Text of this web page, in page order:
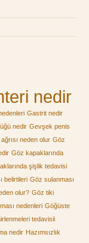
nedir
Gastrit nedir
nedir Gevşek penis
neden olur Göz
Göz kapaklarında
şişlik tedavisi
belirtileri Göz sulanması
olur? Göz tiki
nedenleri Göğüste
tedavisii
nedir Hazımsızlık